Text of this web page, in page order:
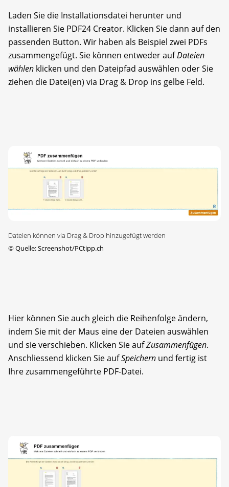
Laden Sie die Installationsdatei herunter und
installieren Sie PDF24 Creator. Klicken Sie dann auf den
passenden Button. Wir haben als Beispiel zwei PDFs
zusammengefügt. Sie können entweder aufDateien
wählen klicken und den Dateipfad auswählen oder Sie
ziehen die Datei(en) via Drag & Drop ins gelbe Feld.
Dateien können via Drag & Drop hinzugefügt werden
©Quelle: Screenshot/PCtipp.ch
Hier können Sie auch gleich die Reihenfolge ändern,
indem Sie mit der Maus eine der Dateien auswählen
und sie verschieben. Klicken Sie aufZusammenfügen.
Anschliessend klicken Sie aufSpeichern und fertig ist
Ihre zusammengeführte PDF-Datei.